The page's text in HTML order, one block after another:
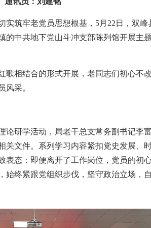
实筑牢老党员思想根基，5月22日，双峰
的中共地下党山斗冲支部陈列馆开展主
歌相结合的形式开展，老同志们初心不
风采。
论研学活动，局老干总支常务副书记李
关文件。系列学习内容紧扣党史发展、
表态：即便离开了工作岗位，党员的初
始终紧跟党组织步伐，坚守政治立场，